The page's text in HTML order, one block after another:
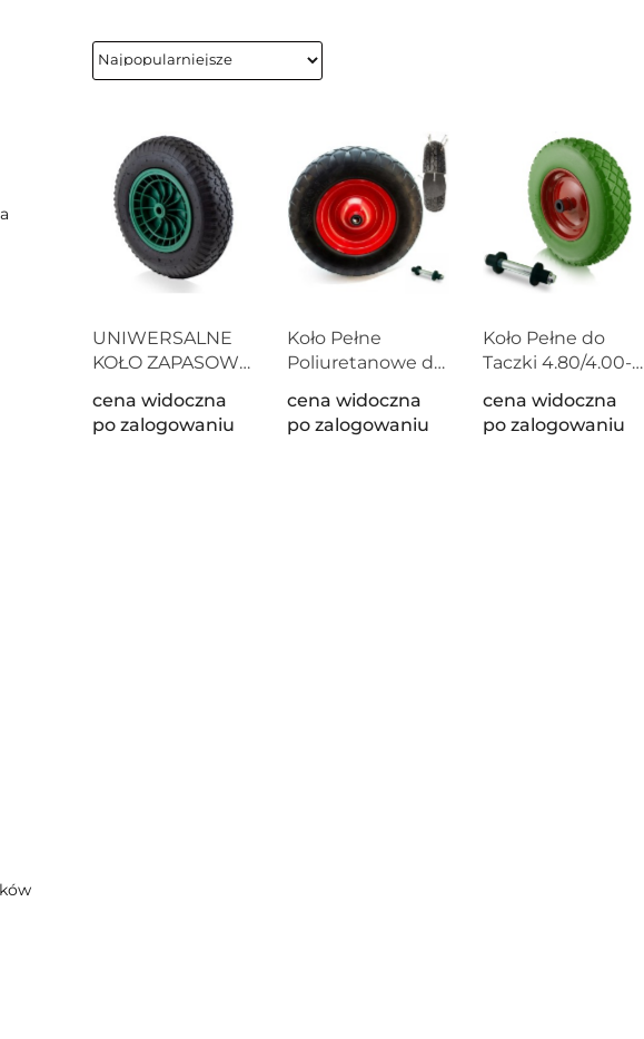
UNIWERSALNE
KOŁO ZAPASOWE
POMPOWANE
cena widoczna
po zalogowaniu
Koło Pełne
Poliuretanowe do
z Osią 20 mm
Bezdętkowe
cena widoczna
po zalogowaniu
Koło Pełne do
Taczki 4.80/4.00-8
na Przebicia 250
kg
cena widoczna
po zalogowaniu